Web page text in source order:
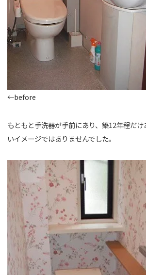
←before
もともと手洗器が手前にあり、築12年程だ
いイメージではありませんでした。